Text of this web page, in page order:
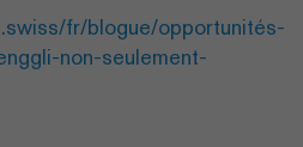
fr/blogue/opportunités-
non-seulement-